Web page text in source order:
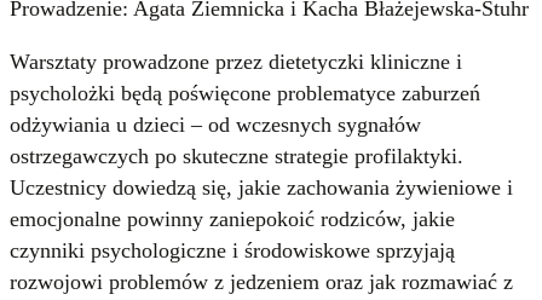
Prowadzenie: Agata Ziemnicka i Kacha Błażejewska-Stuhr
Warsztaty prowadzone przez dietetyczki kliniczne i
psycholożki będą poświęcone problematyce zaburzeń
odżywiania u dzieci – od wczesnych sygnałów
ostrzegawczych po skuteczne strategie profilaktyki.
Uczestnicy dowiedzą się, jakie zachowania żywieniowe i
emocjonalne powinny zaniepokoić rodziców, jakie
czynniki psychologiczne i środowiskowe sprzyjają
rozwojowi problemów z jedzeniem oraz jak rozmawiać z